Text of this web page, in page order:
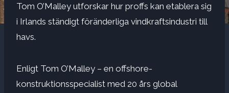
Tom O’Malley utforskar hur proffs kan etablera sig
i Irlands ständigt föränderliga vindkraftsindustri till
havs.
Enligt Tom O’Malley – en offshore-
konstruktionsspecialist med 20 års global